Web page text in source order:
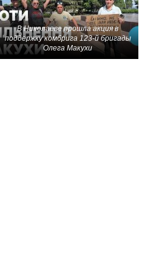
В Николаеве прошла акция в
поддержку комбрига 123-й бригады
Олега Макухи